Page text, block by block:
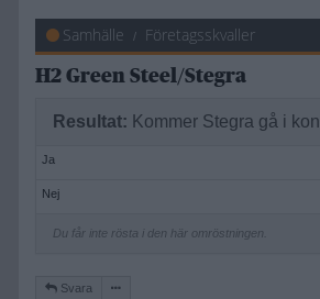
Samhälle Företagsskvaller
H2 Green Steel/Stegra
Resultat: Kommer Stegra gå i
Ja
Nej
Du får inte rösta i den här omröstningen.
Svara